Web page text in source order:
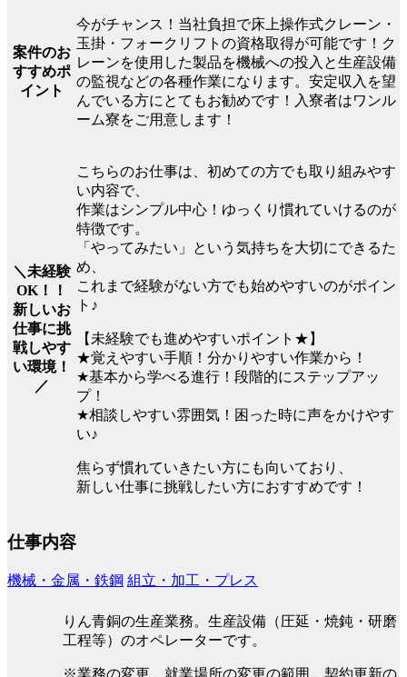
案件のお
すすめポ
イント
今がチャンス！当社負担で床上操作式クレーン・
玉掛・フォークリフトの資格取得が可能です！ク
レーンを使用した製品を機械への投入と生産設備
の監視などの各種作業になります。安定収入を望
んでいる方にとてもお勧めです！入寮者はワンル
ーム寮をご用意します！
＼未経験
OK！！
新しいお
仕事に挑
戦しやす
い環境！
／
こちらのお仕事は、初めての方でも取り組みやす
い内容で、
作業はシンプル中心！ゆっくり慣れていけるのが
特徴です。
「やってみたい」という気持ちを大切にできるた
め、
これまで経験がない方でも始めやすいのがポイン
ト♪
【未経験でも進めやすいポイント★】
★覚えやすい手順！分かりやすい作業から！
★基本から学べる進行！段階的にステップアッ
プ！
★相談しやすい雰囲気！困った時に声をかけやす
い♪
焦らず慣れていきたい方にも向いており、
新しい仕事に挑戦したい方におすすめです！
仕事内容
機械・金属・鉄鋼 組立・加工・プレス
りん青銅の生産業務。生産設備（圧延・焼鈍・研磨
工程等）のオペレーターです。
※業務の変更、就業場所の変更の範囲、契約更新の